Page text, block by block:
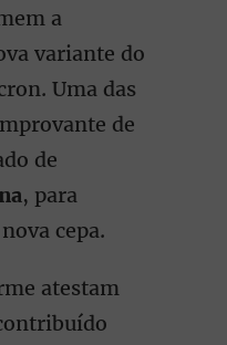
a
variante do
Uma das
de
de
, para
cepa.
atestam